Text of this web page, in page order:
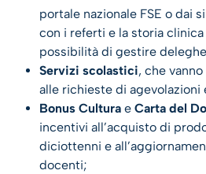
portale nazionale FSE o dai
con i referti e la storia
possibilità di gestire
Servizi scolastici, che
alle richieste di
Bonus Cultura e Carta del
incentivi all’acquisto di
diciottenni e
docenti;